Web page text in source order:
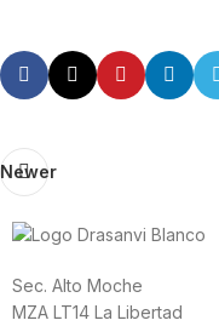
Newer
Sec. Alto Moche
MZA LT14 La Libertad